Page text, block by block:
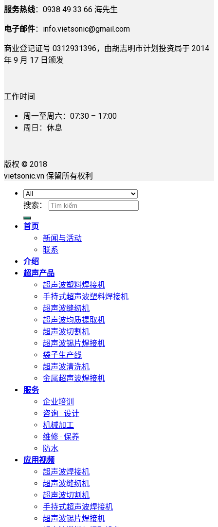
服务热线：0938 49 33 66 海先生
电子邮件： info.vietsonic@gmail.com
商业登记证号 0312931396，由胡志明市计划投资局于 2014
年 9 月 17 日颁发
工作时间
周一至周六：07:30 – 17:00
周日：休息
版权 © 2018
vietsonic.vn 保留所有权利
搜索：
首页
新闻与活动
联系
介绍
超声产品
超声波塑料焊接机
手持式超声波塑料焊接机
超声波缝纫机
超声波均质提取机
超声波切割机
超声波锡片焊接机
袋子生产线
超声波清洗机
金属超声波焊接机
服务
企业培训
咨询 · 设计
机械加工
维修 · 保养
防水
应用视频
超声波焊接机
超声波缝纫机
超声波切割机
手持式超声波焊接机
超声波锡片焊接机